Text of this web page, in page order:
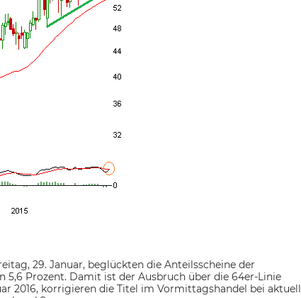
29. Januar, beglückten die Anteilsscheine der
5,6 Prozent. Damit ist der Ausbruch über die 64er-Linie
2016, korrigieren die Titel im Vormittagshandel bei aktuell